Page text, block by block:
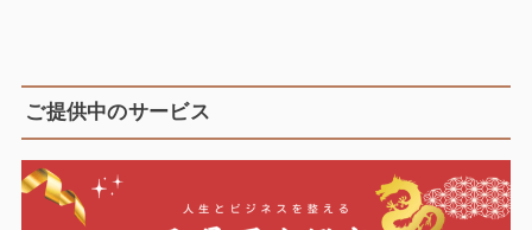
ご提供中のサービス